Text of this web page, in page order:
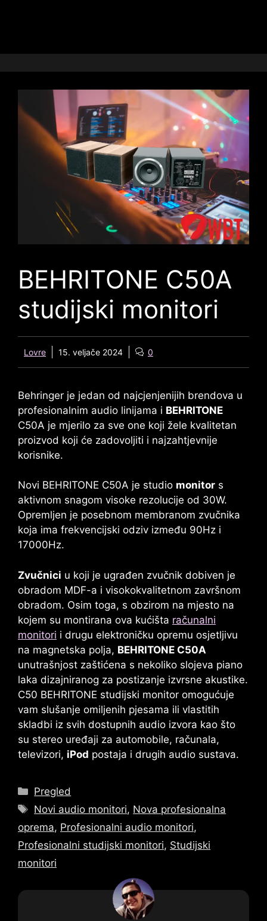
BEHRITONE C50A
studijski monitori
Lovre 15. veljače 2024 0
Behringer je jedan od najcjenjenijih brendova u
profesionalnim audio linijama i BEHRITONE
C50A je mjerilo za sve one koji žele kvalitetan
proizvod koji će zadovoljiti i najzahtjevnije
korisnike.
Novi BEHRITONE C50A je studio monitor s
aktivnom snagom visoke rezolucije od 30W.
Opremljen je posebnom membranom zvučnika
koja ima frekvencijski odziv između 90Hz i
17000Hz.
Zvučnici u koji je ugrađen zvučnik dobiven je
obradom MDF-a i visokokvalitetnom završnom
obradom. Osim toga, s obzirom na mjesto na
kojem su montirana ova kućišta računalni
monitori i drugu elektroničku opremu osjetljivu
na magnetska polja, BEHRITONE C50A
unutrašnjost zaštićena s nekoliko slojeva piano
laka dizajniranog za postizanje izvrsne akustike.
C50 BEHRITONE studijski monitor omogućuje
vam slušanje omiljenih pjesama ili vlastitih
skladbi iz svih dostupnih audio izvora kao što
su stereo uređaji za automobile, računala,
televizori, iPod postaja i drugih audio sustava.
kategorije
Pregled
Oznake
Novi audio monitori, Nova profesionalna
oprema, Profesionalni audio monitori,
Profesionalni studijski monitori, Studijski
monitori